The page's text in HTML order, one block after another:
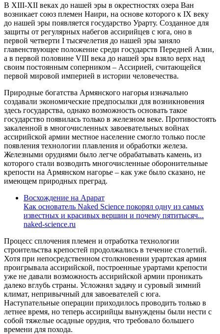
В XIII-XII веках до нашей эры в окрестностях озера Ван
возникает союз племен Наири, на основе которого к IX веку
до нашей эры появляется государство Урарту. Созданное для
защиты от регулярных набегов ассирийцев с юга, оно в
первой четверти I тысячелетия до нашей эры заняло
главенствующее положение среди государств Передней Азии,
а в первой половине VIII века до нашей эры взяло верх над
своим постоянным соперником – Ассирией, считающейся
первой мировой империей в истории человечества.
Природные богатства Армянского нагорья изначально
создавали экономические предпосылки для возникновения
здесь государства, однако возможность основать такое
государство появилась только в железном веке. Противостоять
закаленной в многочисленных завоевательных войнах
ассирийской армии местное население смогло только после
появления технологии плавления и обработки железа.
Железными орудиями было легче обрабатывать камень, из
которого стали возводить многочисленные оборонительные
крепости на Армянском нагорье – как уже было сказано, не
имеющем природных преград.
Восхождение на Арарат
Как основатель Naked Science покорял одну из самых
известных и красивых вершин и почему пятитысяч...
naked-science.ru
Процесс сплочения племен и отработка технологии
строительства крепостей продолжались в течение столетий.
Хотя при непосредственном столкновении урартская армия
проигрывала ассирийской, построенные урартами крепости
уже не давали возможность ассирийской армии проникать
далеко вглубь страны. Усложнял задачу и суровый зимний
климат, непривычный для завоевателей с юга.
Наступательные операции приходилось проводить только в
летнее время, но теперь ассирийцы вынуждены были нести с
собой тяжелые осадные орудия, что требовало большего
времени для похода.